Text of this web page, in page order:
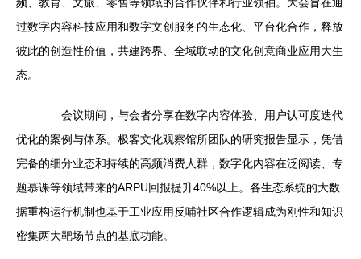
过数字内容科技应用和数字文创服务的生态化、平台化合作，释放
彼此的创造性价值，共建跨界、全域联动的文化创意商业应用大生
态。
会议期间，与会者分享在数字内容体验、用户认可度迭代
优化的案例与体系。极客文化观察馆所团队的研究报告显示，凭借
完备的细分业态和持续的高频消费人群，数字化内容在泛阅读、专
题慕课等领域带来的ARPU回报提升40%以上。各生态系统的大数
据重构运行机制也基于工业应用反哺社区合作逻辑成为刚性和知识
密集两大靶场节点的基底功能。